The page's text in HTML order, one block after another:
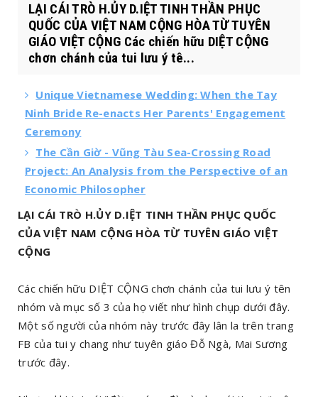
LẠI CÁI TRÒ H.ỦY D.IỆT TINH THẦN PHỤC
QUỐC CỦA VIỆT NAM CỘNG HÒA TỪ TUYÊN
GIÁO VIỆT CỘNG Các chiến hữu DIỆT CỘNG
chơn chánh của tui lưu ý tê...
Unique Vietnamese Wedding: When the Tay
Ninh Bride Re-enacts Her Parents' Engagement
Ceremony
The Cần Giờ - Vũng Tàu Sea-Crossing Road
Project: An Analysis from the Perspective of an
Economic Philosopher
LẠI CÁI TRÒ H.ỦY D.IỆT TINH THẦN PHỤC QUỐC
CỦA VIỆT NAM CỘNG HÒA TỪ TUYÊN GIÁO VIỆT
CỘNG
Các chiến hữu DIỆT CỘNG chơn chánh của tui lưu ý tên
nhóm và mục số 3 của họ viết như hình chụp dưới đây.
Một số người của nhóm này trước đây lân la trên trang
FB của tui y chang như tuyên giáo Đỗ Ngà, Mai Sương
trước đây.